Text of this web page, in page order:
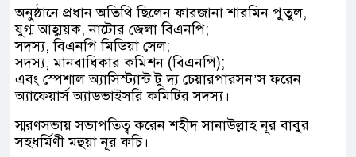
অনুষ্ঠানে প্রধান অতিথি ছিলেন ফারজানা শারমিন পুতুল,
যুগ্ম আহ্বায়ক, নাটোর জেলা বিএনপি;
সদস্য, বিএনপি মিডিয়া সেল;
সদস্য, মানবাধিকার কমিশন (বিএনপি);
এবং স্পেশাল অ্যাসিস্ট্যান্ট টু দ্য চেয়ারপারসন’স ফরেন
অ্যাফেয়ার্স অ্যাডভাইসরি কমিটির সদস্য।
স্মরণসভায় সভাপতিত্ব করেন শহীদ সানাউল্লাহ নূর বাবুর
সহধর্মিণী মহুয়া নূর কচি।